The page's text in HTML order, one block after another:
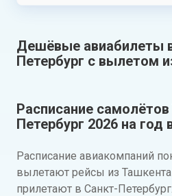
Дешёвые авиабилеты
Петербург с вылетом
Расписание
Петербург 2026 на год
Расписание авиакомпаний
вылетают рейсы из
прилетают в Санкт-